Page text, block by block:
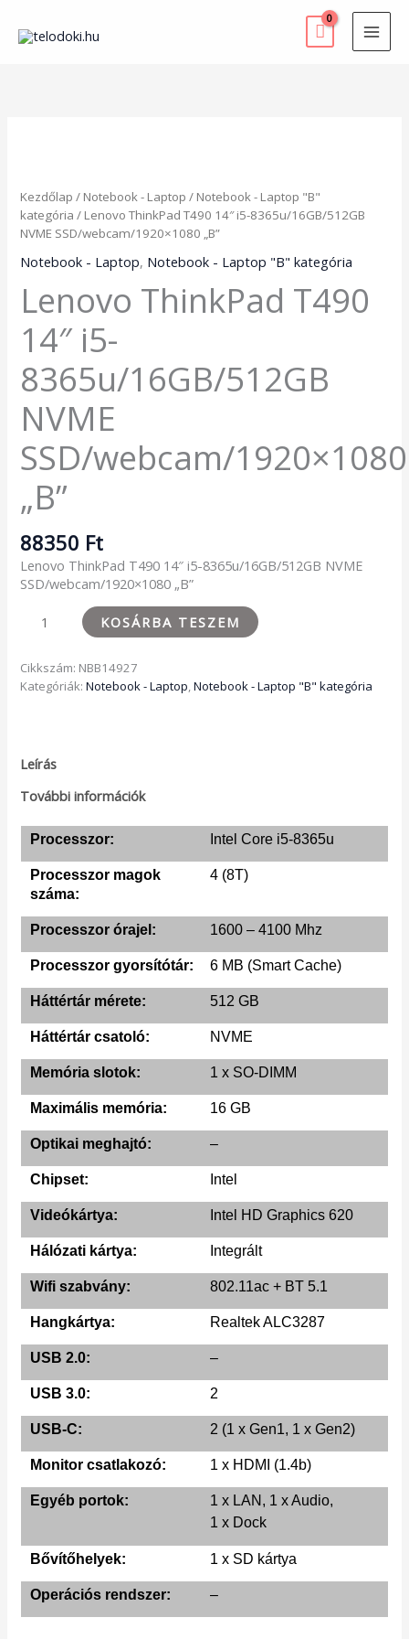
content
Kezdőlap / Notebook - Laptop / Notebook - Laptop "B"
kategória / Lenovo ThinkPad T490 14″ i5-8365u/16GB/512GB
NVME SSD/webcam/1920×1080 „B”
Notebook - Laptop, Notebook - Laptop "B" kategória
Lenovo ThinkPad T490
14″ i5-
8365u/16GB/512GB
NVME
SSD/webcam/1920×1080
„B”
88350 Ft
Lenovo ThinkPad T490 14″ i5-8365u/16GB/512GB NVME
SSD/webcam/1920×1080 „B”
i5-
8365u/16GB/512GB
NVME
SSD/webcam/1920x1080
mennyiség
KOSÁRBA TESZEM
Cikkszám: NBB14927
Kategóriák:Notebook - Laptop,Notebook - Laptop "B" kategória
Leírás
További információk
Processzor: Intel Core i5-8365u
Processzor magok
száma:
4 (8T)
Processzor órajel: 1600 – 4100 Mhz
Processzor gyorsítótár: 6 MB (Smart Cache)
Háttértár mérete: 512 GB
Háttértár csatoló: NVME
Memória slotok: 1 x SO-DIMM
Maximális memória: 16 GB
Optikai meghajtó: –
Chipset: Intel
Videókártya: Intel HD Graphics 620
Hálózati kártya: Integrált
Wifi szabvány: 802.11ac + BT 5.1
Hangkártya: Realtek ALC3287
USB 2.0: –
USB 3.0: 2
USB-C: 2 (1 x Gen1, 1 x Gen2)
Monitor csatlakozó: 1 x HDMI (1.4b)
Egyéb portok:
1 x LAN, 1 x Audio,
1 x Dock
Bővítőhelyek: 1 x SD kártya
Operációs rendszer: –